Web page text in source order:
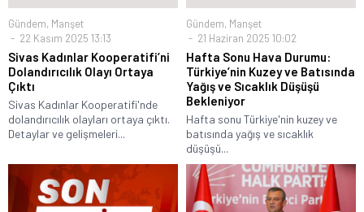
Gündem, Manşet
22 Kasım 2025 13:13
Sivas Kadınlar Kooperatifi’ni
Dolandırıcılık Olayı Ortaya
Çıktı
Sivas Kadınlar Kooperatifi'nde
dolandırıcılık olayları ortaya çıktı.
Detaylar ve gelişmeleri...
Gündem, Manşet
21 Haziran 2025 10:02
Hafta Sonu Hava Durumu:
Türkiye’nin Kuzey ve Batısında
Yağış ve Sıcaklık Düşüşü
Bekleniyor
Hafta sonu Türkiye'nin kuzey ve
batısında yağış ve sıcaklık
düşüşü...